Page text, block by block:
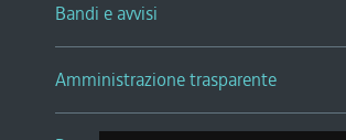
Bandi e avvisi
Amministrazione trasparente